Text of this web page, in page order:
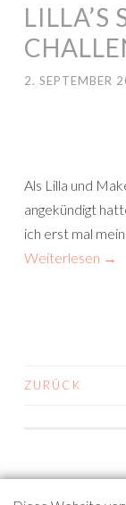
LILLA’S
2. SEPTEMBER
Als Lilla und
angekündigt
ich erst mal
Weiterlesen →
ZURÜCK